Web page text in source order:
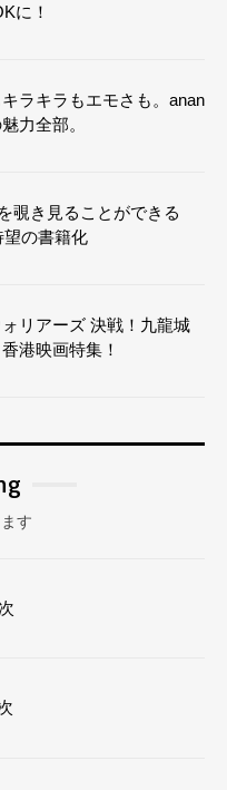
に！
ラキラもエモさも。anan
力全部。
覗き見ることができる
の書籍化
ォリアーズ 決戦！九龍城
港映画特集！
す